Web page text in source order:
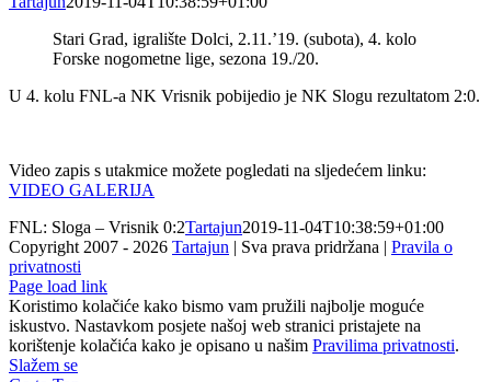
Stari Grad, igralište Dolci, 2.11.’19. (subota), 4. kolo
Forske nogometne lige, sezona 19./20.
U 4. kolu FNL-a NK Vrisnik pobijedio je NK Slogu rezultatom 2:0.
Video zapis s utakmice možete pogledati na sljedećem linku:
VIDEO GALERIJA
FNL: Sloga – Vrisnik 0:2Tartajun2019-11-04T10:38:59+01:00
Copyright 2007 - 2026 Tartajun | Sva prava pridržana | Pravila o
privatnosti
Page load link
Koristimo kolačiće kako bismo vam pružili najbolje moguće
iskustvo. Nastavkom posjete našoj web stranici pristajete na
korištenje kolačića kako je opisano u našim Pravilima privatnosti.
Slažem se